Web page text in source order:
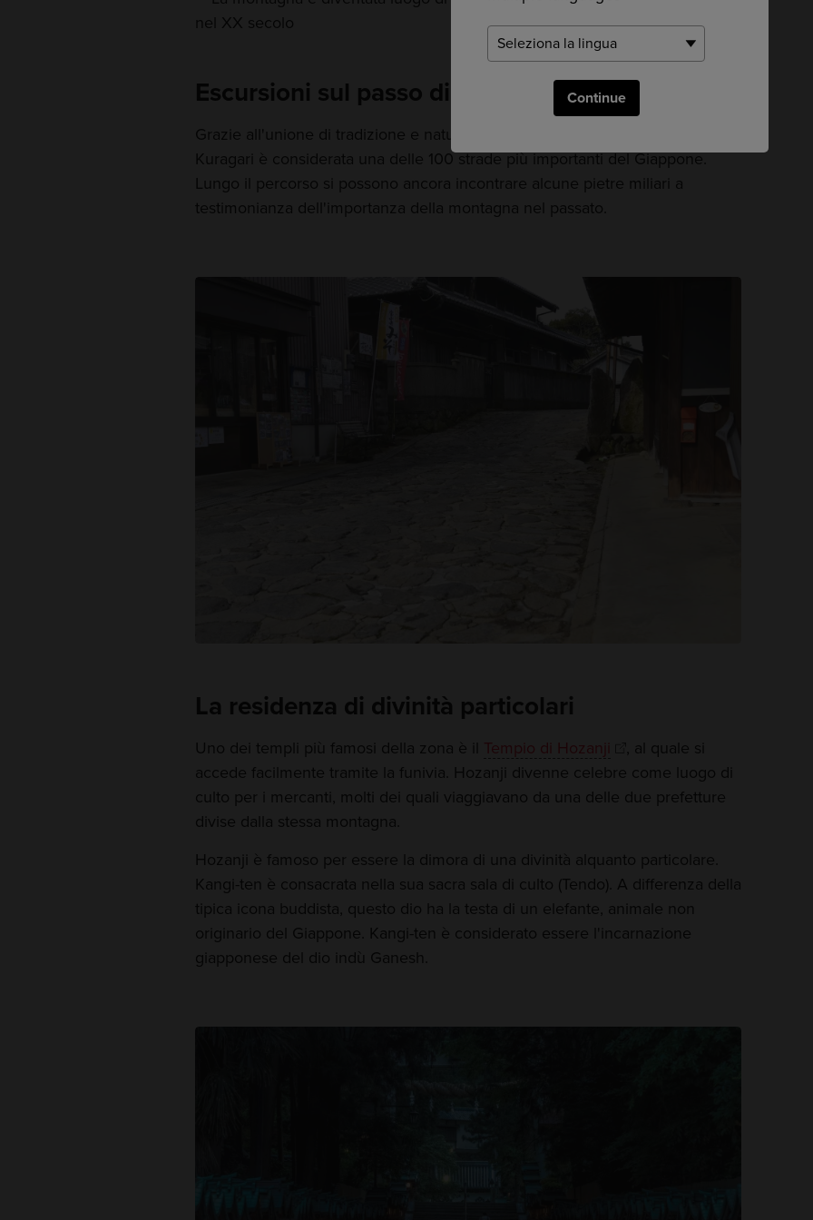
Continue
nel XX secolo
Escursioni sul passo di montagna
Grazie all'unione di tradizione e natura, la strada che attraversa il Passo del
Kuragari è considerata una delle 100 strade più importanti del Giappone.
Lungo il percorso si possono ancora incontrare alcune pietre miliari a
testimonianza dell'importanza della montagna nel passato.
La residenza di divinità particolari
Uno dei templi più famosi della zona è il Tempio di Hozanji
, al quale si
accede facilmente tramite la funivia. Hozanji divenne celebre come luogo di
culto per i mercanti, molti dei quali viaggiavano da una delle due prefetture
divise dalla stessa montagna.
Hozanji è famoso per essere la dimora di una divinità alquanto particolare.
Kangi-ten è consacrata nella sua sacra sala di culto (Tendo). A differenza della
tipica icona buddista, questo dio ha la testa di un elefante, animale non
originario del Giappone. Kangi-ten è considerato essere l'incarnazione
giapponese del dio indù Ganesh.